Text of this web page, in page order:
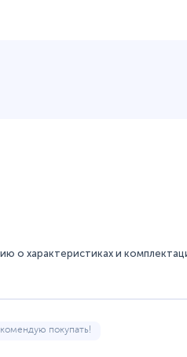
для прослушивания
наушников также можно
рукояткой. Он
о характеристиках и
покупать!